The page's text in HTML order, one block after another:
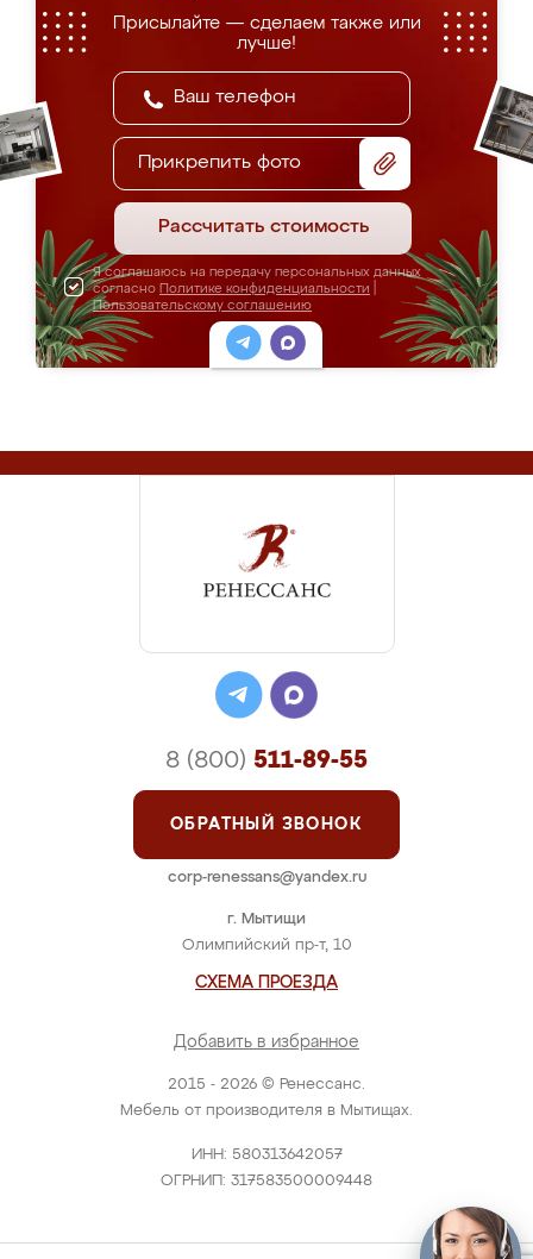
Присылайте — сделаем также или
лучше!
Прикрепить фото
Рассчитать стоимость
Я соглашаюсь на передачу персональных данных
согласно Политике конфиденциальности
Пользовательскому соглашению
2015 - 2026 © Ренессанс.
Мебель от производителя в Мытищах.
ИНН: 580313642057
ОГРНИП: 317583500009448
г. Мытищи
Олимпийский пр-т, 10
СХЕМА ПРОЕЗДА
Добавить в избранное
8 (800) 511-89-55
ОБРАТНЫЙ ЗВОНОК
corp-renessans@yandex.ru